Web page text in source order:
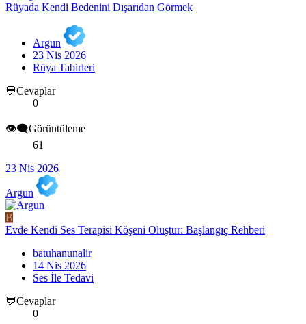
Rüyada Kendi Bedenini Dışarıdan Görmek
Argun
23 Nis 2026
Rüya Tabirleri
💬Cevaplar
0
👁️‍🗨️Görüntüleme
61
23 Nis 2026
Argun
B
Evde Kendi Ses Terapisi Köşeni Oluştur: Başlangıç Rehberi
batuhanunalir
14 Nis 2026
Ses İle Tedavi
💬Cevaplar
0